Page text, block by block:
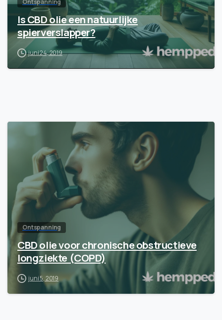
Is CBD olie een natuurlijke
spierverslapper?
juni 24, 2019
Ontspanning
CBD olie voor chronische obstructieve
longziekte (COPD)
juni 5, 2019